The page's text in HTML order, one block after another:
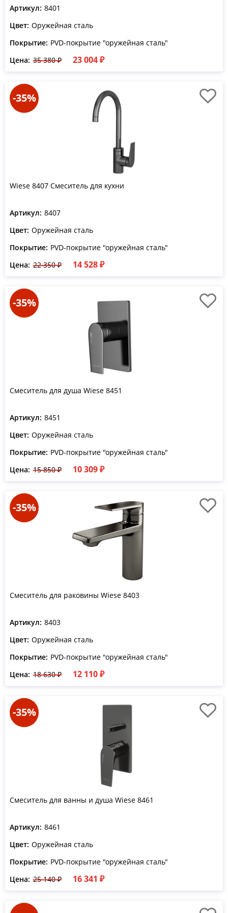
Артикул: 8401
Цвет: Оружейная сталь
Покрытие: PVD-покрытие "оружейная сталь"
Цена: 35 380 ₽ 23 004 ₽
-35%
Wiese 8407 Смеситель для кухни
Артикул: 8407
Цвет: Оружейная сталь
Покрытие: PVD-покрытие "оружейная сталь"
Цена: 22 350 ₽ 14 528 ₽
-35%
Смеситель для душа Wiese 8451
Артикул: 8451
Цвет: Оружейная сталь
Покрытие: PVD-покрытие "оружейная сталь"
Цена: 15 850 ₽ 10 309 ₽
-35%
Смеситель для раковины Wiese 8403
Артикул: 8403
Цвет: Оружейная сталь
Покрытие: PVD-покрытие "оружейная сталь"
Цена: 18 630 ₽ 12 110 ₽
-35%
Смеситель для ванны и душа Wiese 8461
Артикул: 8461
Цвет: Оружейная сталь
Покрытие: PVD-покрытие "оружейная сталь"
Цена: 25 140 ₽ 16 341 ₽